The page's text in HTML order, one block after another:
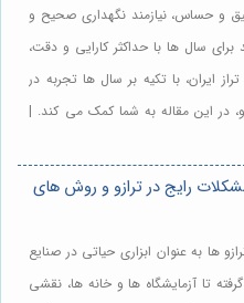
و حساس، نیازمند نگهداری صحیح و
سال ها با حداکثر کارایی و دقت،
ایران، با تکیه بر سال ها تجربه در
در این مقاله به شما کمک می کند. |
رایج در ترازو و روش های
ها به عنوان ابزاری حیاتی در صنایع
تا آزمایشگاه ها و خانه ها، نقشی